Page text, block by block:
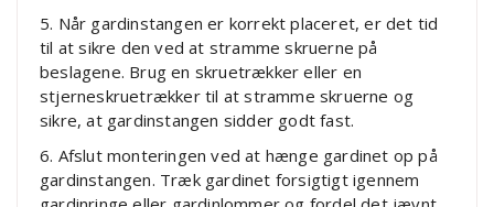
5. Når gardinstangen er korrekt placeret, er det tid
til at sikre den ved at stramme skruerne på
beslagene. Brug en skruetrækker eller en
stjerneskruetrækker til at stramme skruerne og
sikre, at gardinstangen sidder godt fast.
6. Afslut monteringen ved at hænge gardinet op på
gardinstangen. Træk gardinet forsigtigt igennem